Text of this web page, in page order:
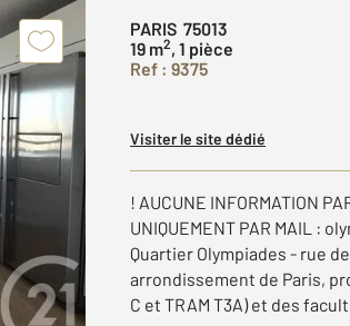
PARIS 75013
19 m2, 1 pièce
Ref : 9375
Visiter le site dédié
! AUCUNE INFORMATION
UNIQUEMENT PAR MAIL :
Quartier Olympiades - rue
arrondissement de Paris,
C et TRAM T3A) et des